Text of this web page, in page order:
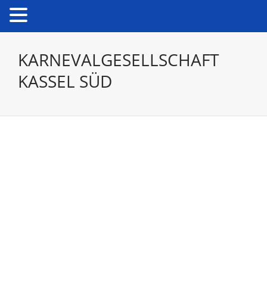
KARNEVALGESELLSCHAFT
KASSEL SÜD